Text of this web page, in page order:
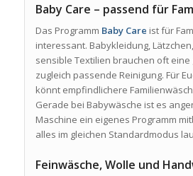
Baby Care – passend für
Das Programm Baby Care ist für
interessant. Babykleidung,
sensible Textilien brauchen oft eine
zugleich passende Reinigung. Für
könnt empfindlichere
Gerade bei Babywäsche ist es
Maschine ein eigenes Programm
alles im gleichen Standardmodus
Feinwäsche, Wolle und